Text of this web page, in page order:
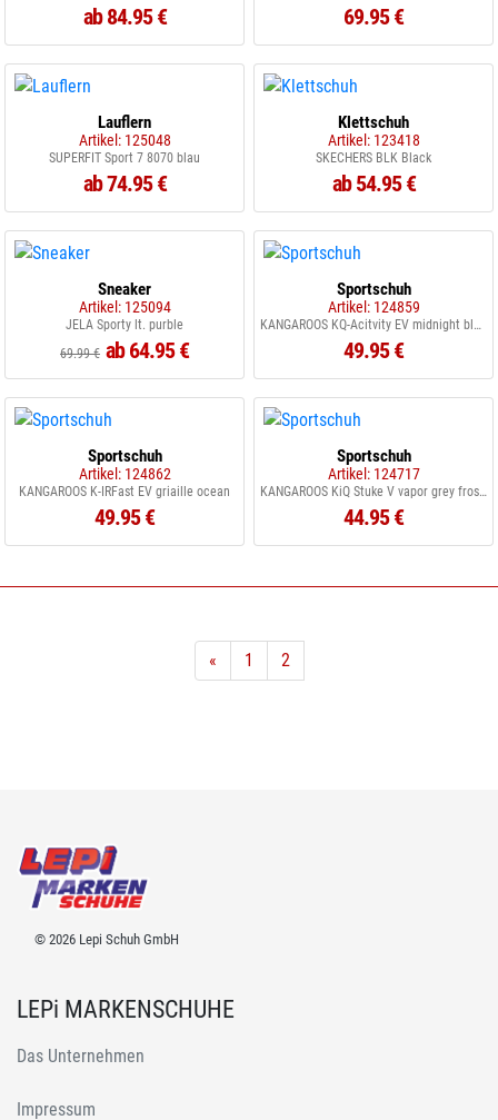
ab 84.95 € 69.95 €
Lauflern
Artikel: 125048
SUPERFIT Sport 7 8070 blau
ab 74.95 €
Klettschuh
Artikel: 123418
SKECHERS BLK Black
ab 54.95 €
Sneaker
Artikel: 125094
JELA Sporty lt. purble
69.99 € ab 64.95 €
Sportschuh
Artikel: 124859
KANGAROOS KQ-Acitvity EV midnight blue rose
49.95 €
Sportschuh
Artikel: 124862
KANGAROOS K-IRFast EV griaille ocean
49.95 €
Sportschuh
Artikel: 124717
KANGAROOS KiQ Stuke V vapor grey frostpink
44.95 €
« 1 2
© 2026 Lepi Schuh GmbH
LEPi MARKENSCHUHE
Das Unternehmen
Impressum